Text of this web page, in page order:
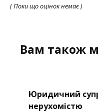
( Поки що оцінок немає )
Вам також
Юридичний
нерухомістю